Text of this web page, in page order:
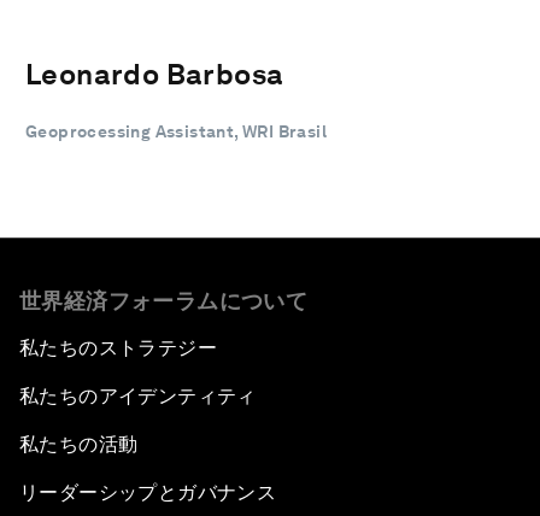
Leonardo Barbosa
Geoprocessing Assistant, WRI Brasil
世界経済フォーラムについて
私たちのストラテジー
私たちのアイデンティティ
私たちの活動
リーダーシップとガバナンス